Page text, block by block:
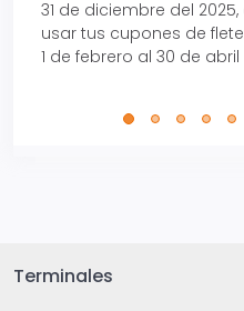
31 de diciembre del
usar tus cupones de
1 de febrero al 30 de abril
Terminales